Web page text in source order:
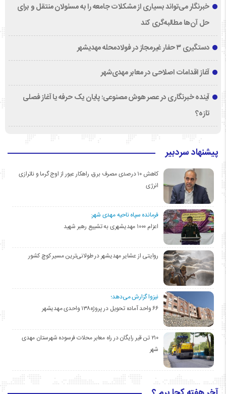
خبرنگار می‌تواند بسیاری از مشکلات جامعه را به مسئولان منتقل و برای
حل آن‌ها مطالبه‌گری کند
دستگیری ۳ حفار غیرمجاز در فولادمحله مهدیشهر
آغاز اقدامات اصلاحی در معابر مهدی‌شهر
آینده خبرنگاری در عصر هوش مصنوعی؛ پایان یک حرفه یا آغاز فصلی
تازه؟
پیشنهاد سردبیر
کاهش ۱۰ درصدی مصرف برق، راهکار عبور از اوج گرما و ناترازی
انرژی
فرمانده سپاه ناحیه مهدی شهر:
اعزام ۱۰۰۰ مهدیشهری به تشییع رهبر شهید
روایتی از عشایر مهدیشهر در طولانی‌ترین مسیر کوچ کشور
نیزوا گزارش می‌دهد؛
۶۶ واحد آماده تحویل در پروژه۱۳۸ واحدی مهدیشهر
۲۱۰ تن قیر رایگان در راه معابر محلات فرسوده شهرستان مهدی
شهر